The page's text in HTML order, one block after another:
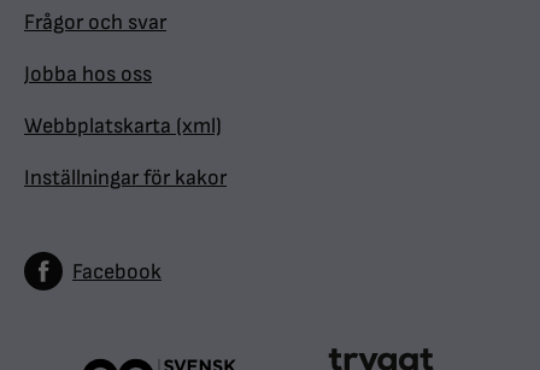
Frågor och svar
Jobba hos oss
Webbplatskarta (xml)
Inställningar för kakor
Facebook